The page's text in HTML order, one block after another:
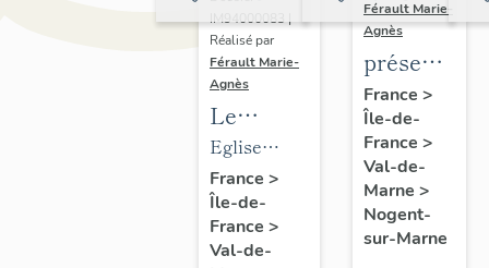
IM94000083 |
Réalisé par
Férault Marie-
Agnès
Le
mobilier
de
l'église
paroissiale
Eglise
paroissiale
Saint-
Gervais,
France >
Île-de-
France >
Val-de-
Férault Marie-
Agnès
de la
commune
de
Nogent-
sur-
Marne
France >
Île-de-
France >
Val-de-
Marne >
Nogent-
sur-Marne